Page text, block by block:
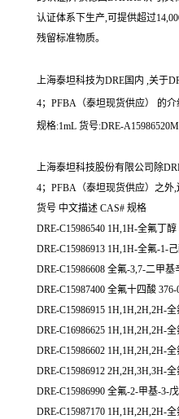
认证体系下生产,可提供超过
残留标准物质。
上海泰坦科技为DRE国内 ,关于
4；PFBA（泰坦现货供应） 的介
规格:1mL 货号:DRE-
上海泰坦科技股份有限公司除
4；PFBA（泰坦现货供应）之
货号 中文描述 CAS# 规格
DRE-C15986540 1H,1H-全氟丁醇
DRE-C15986913 1H,1H-全氟-1-
DRE-C15986608 全氟-3,7-二甲基
DRE-C15987400 全氟十四酸 376-
DRE-C15986915 1H,1H,2H,2H-
DRE-C16986625 1H,1H,2H,2H-
DRE-C15986602 1H,1H,2H,2H-
DRE-C15986912 2H,2H,3H,3H-
DRE-C15986990 全氟-2-甲基-3-
DRE-C15987170 1H,1H,2H,2H-